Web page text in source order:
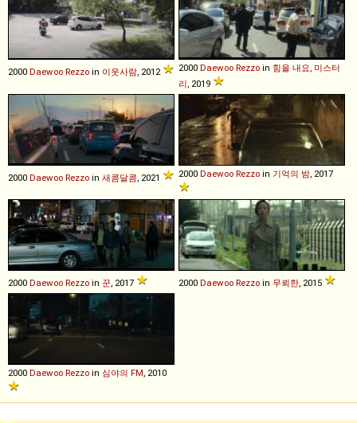
2000 Daewoo Rezzo in 이웃사람, 2012 2000 Daewoo Rezzo in 힘을 내요, 미스터
리, 2019
2000 Daewoo Rezzo in 새콤달콤, 2021 2000 Daewoo Rezzo in 기억의 밤, 2017
2000 Daewoo Rezzo in 꾼, 2017 2000 Daewoo Rezzo in 무뢰한, 2015
2000 Daewoo Rezzo in 심야의 FM, 2010